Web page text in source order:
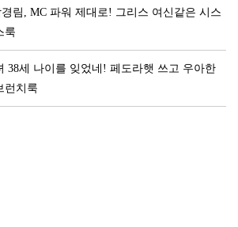
림, MC 파워 제대로! 그리스 여신같은 시스
룩
38세 나이를 잊었네! 페도라햇 쓰고 우아한
런치룩